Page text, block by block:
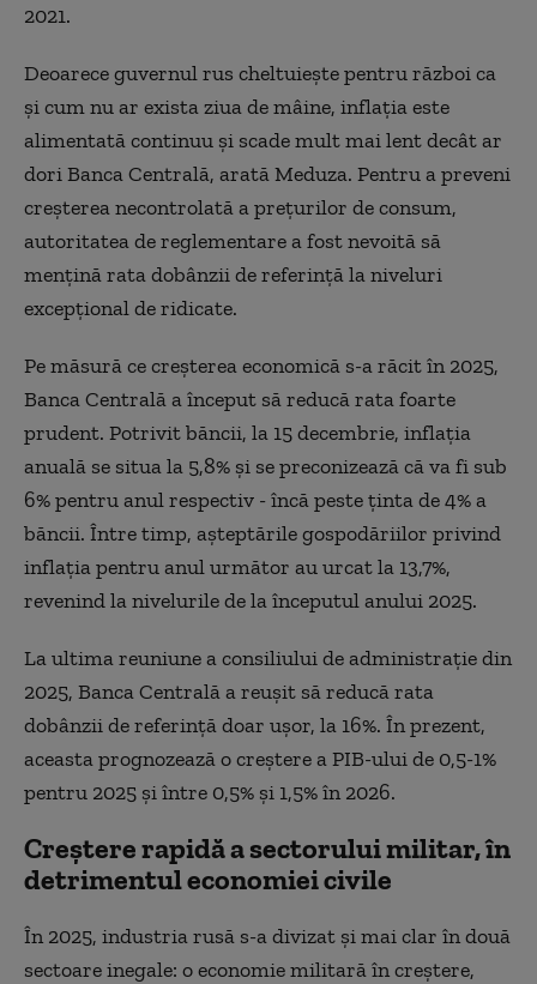
2021.
Deoarece guvernul rus cheltuiește pentru război ca
și cum nu ar exista ziua de mâine, inflația este
alimentată continuu și scade mult mai lent decât ar
dori Banca Centrală, arată Meduza. Pentru a preveni
creșterea necontrolată a prețurilor de consum,
autoritatea de reglementare a fost nevoită să
mențină rata dobânzii de referință la niveluri
excepțional de ridicate.
Pe măsură ce creșterea economică s-a răcit în 2025,
Banca Centrală a început să reducă rata foarte
prudent. Potrivit băncii, la 15 decembrie, inflația
anuală se situa la 5,8% și se preconizează că va fi sub
6% pentru anul respectiv - încă peste ținta de 4% a
băncii. Între timp, așteptările gospodăriilor privind
inflația pentru anul următor au urcat la 13,7%,
revenind la nivelurile de la începutul anului 2025.
La ultima reuniune a consiliului de administrație din
2025, Banca Centrală a reușit să reducă rata
dobânzii de referință doar ușor, la 16%. În prezent,
aceasta prognozează o creștere a PIB-ului de 0,5-1%
pentru 2025 și între 0,5% și 1,5% în 2026.
Creștere rapidă a sectorului militar, în
detrimentul economiei civile
În 2025, industria rusă s-a divizat și mai clar în două
sectoare inegale: o economie militară în creștere,